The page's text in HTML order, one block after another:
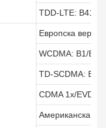
TDD-LTE: B41
Европска
WCDMA: B1/B2/
TD-SCDMA:
CDMA 1x/EVDO:
Американска